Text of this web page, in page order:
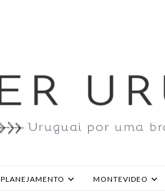
PLANEJAMENTO MONTEVIDEO